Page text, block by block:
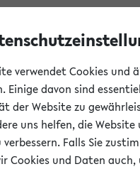
im eKVV
verwendet Cookies und
Einige davon sind
der Website zu
uns helfen, die Website
Falls Sie
Cookies und Daten auch,